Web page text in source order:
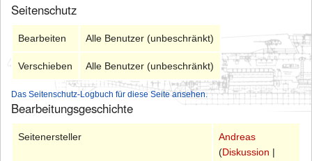
Seitenschutz
Bearbeiten Alle Benutzer (unbeschränkt)
Verschieben Alle Benutzer (unbeschränkt)
Das Seitenschutz-Logbuch für diese Seite ansehen.
Bearbeitungsgeschichte
Seitenersteller
Andreas
(Diskussion |